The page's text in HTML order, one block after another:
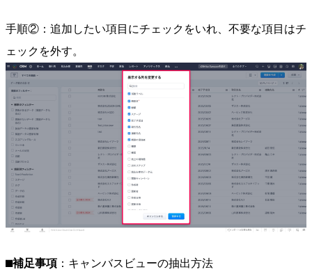
手順②：追加したい項目にチェックをいれ、不要な項目はチ
ェックを外す。
⬛︎補足事項 ：キャンバスビューの抽出方法